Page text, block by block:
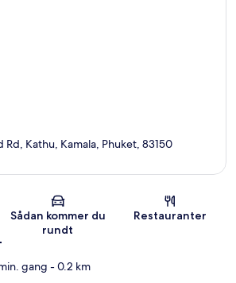
Kort
Kathu, Kamala, Phuket, 83150
Sådan kommer du
rundt
Restauranter
gang - 0.2 km